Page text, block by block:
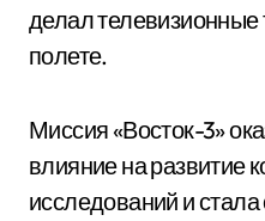
делал
полете.
Миссия «Восток-3»
влияние на развитие
исследований и